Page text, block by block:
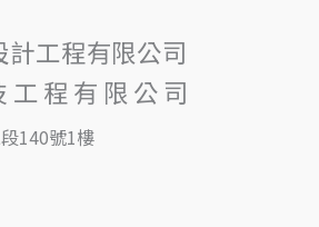
工程有限公司
程有限公司
140號1樓